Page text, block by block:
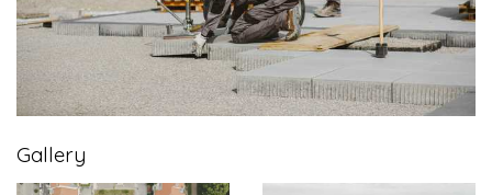
Gallery